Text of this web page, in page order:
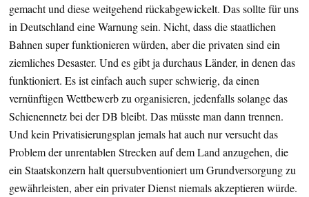
gemacht und diese weitgehend rückabgewickelt. Das sollte für uns
in Deutschland eine Warnung sein. Nicht, dass die staatlichen
Bahnen super funktionieren würden, aber die privaten sind ein
ziemliches Desaster. Und es gibt ja durchaus Länder, in denen das
funktioniert. Es ist einfach auch super schwierig, da einen
vernünftigen Wettbewerb zu organisieren, jedenfalls solange das
Schienennetz bei der DB bleibt. Das müsste man dann trennen.
Und kein Privatisierungsplan jemals hat auch nur versucht das
Problem der unrentablen Strecken auf dem Land anzugehen, die
ein Staatskonzern halt quersubventioniert um Grundversorgung zu
gewährleisten, aber ein privater Dienst niemals akzeptieren würde.